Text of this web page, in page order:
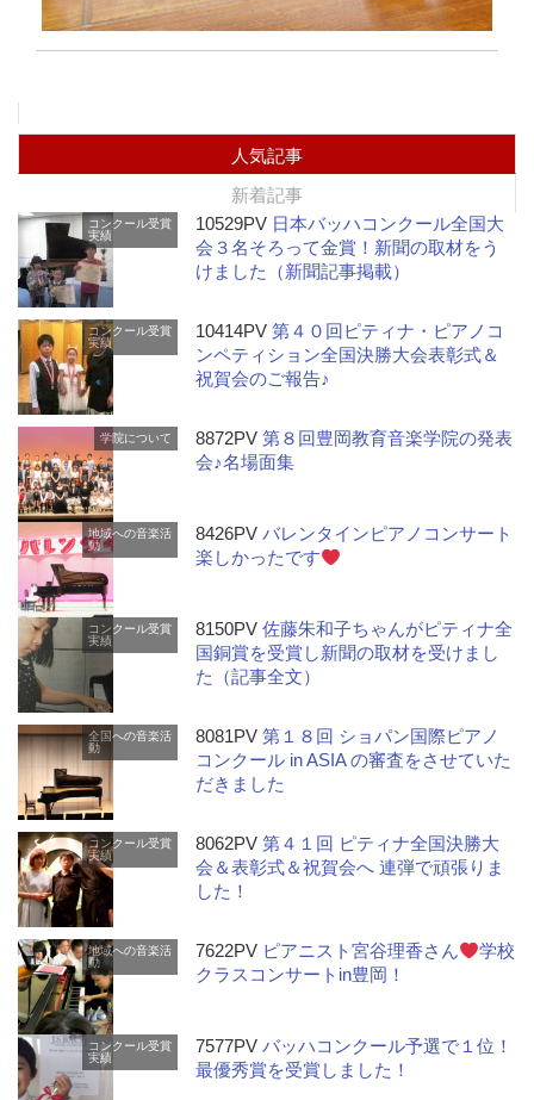
人気記事
新着記事
コンクール受賞
実績
10529PV 日本バッハコンクール全国大
会３名そろって金賞！新聞の取材をう
けました（新聞記事掲載）
コンクール受賞
実績
10414PV第４０回ピティナ・ピアノコ
ンペティション全国決勝大会表彰式＆
祝賀会のご報告♪
学院について 8872PV第８回豊岡教育音楽学院の発表
会♪名場面集
地域への音楽活
動
8426PVバレンタインピアノコンサート
楽しかったです
コンクール受賞
実績
8150PV佐藤朱和子ちゃんがピティナ全
国銅賞を受賞し新聞の取材を受けまし
た（記事全文）
全国への音楽活
動
8081PV第１８回 ショパン国際ピアノ
コンクール in ASIA の審査をさせていた
だきました
コンクール受賞
実績
8062PV第４１回 ピティナ全国決勝大
会＆表彰式＆祝賀会へ 連弾で頑張りま
した！
地域への音楽活
動
7622PV ピアニスト宮谷理香さん
学校
クラスコンサートin豊岡！
コンクール受賞
実績
7577PVバッハコンクール予選で１位！
最優秀賞を受賞しました！